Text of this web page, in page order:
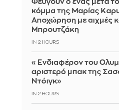
Φεύγουν ο ένας μετά
κόμμα της Μαρίας
Αποχώρηση με αιχμές
Μπρουτζάκη
IN 2 HOURS
«Ενδιαφέρον του
αριστερό μπακ της
Ντόιγκ»
IN 2 HOURS